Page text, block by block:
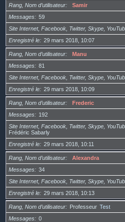
Rang, Nom d’utilisateur
Samir
Messages
59
Site Internet, Facebook, Twitter, Skype,
Enregistré le
29 mars 2018, 10:07
Rang, Nom d’utilisateur
Manu
Messages
81
Site Internet, Facebook, Twitter, Skype,
Enregistré le
29 mars 2018, 10:09
Rang, Nom d’utilisateur
Frederic
Messages
192
Site Internet, Facebook, Twitter, Skype,
Frédéric Sabarly
Enregistré le
29 mars 2018, 10:11
Rang, Nom d’utilisateur
Alexandra
Messages
34
Site Internet, Facebook, Twitter, Skype,
Enregistré le
29 mars 2018, 10:13
Rang, Nom d’utilisateur Professeur Test
Messages
0